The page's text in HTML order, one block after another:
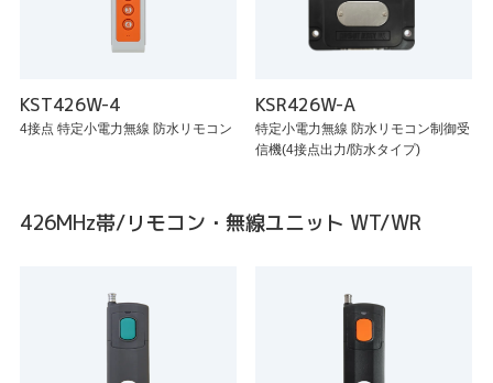
KST426W-4
4接点 特定小電力無線 防水リモコン
KSR426W-A
特定小電力無線 防水リモコン制御受
信機(4接点出力/防水タイプ)
426MHz帯/リモコン・無線ユニット WT/WR